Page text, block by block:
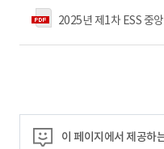
2025년 제1차 ESS 중앙계약시장 사
이 페이지에서 제공하